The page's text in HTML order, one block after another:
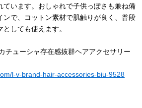
ています。おしゃれで子供っぽさも兼ね備
ンで、コットン素材で肌触りが良く、普段
しても使えます。
チューシャ存在感抜群ヘアアクセサリー
l-v-brand-hair-accessories-biu-9528